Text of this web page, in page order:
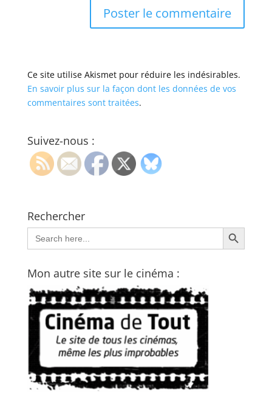
Ce site utilise Akismet pour réduire les indésirables.
En savoir plus sur la façon dont les données de vos
commentaires sont traitées.
Suivez-nous :
Rechercher
Search
for:
Search Button
Mon autre site sur le cinéma :